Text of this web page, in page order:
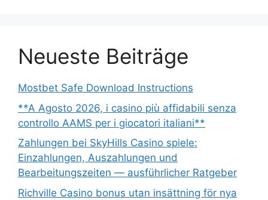
Neueste Beiträge
Mostbet Safe Download Instructions
**A Agosto 2026, i casino più affidabili senza
controllo AAMS per i giocatori italiani**
Zahlungen bei SkyHills Casino spiele:
Einzahlungen, Auszahlungen und
Bearbeitungszeiten — ausführlicher Ratgeber
Richville Casino bonus utan insättning för nya